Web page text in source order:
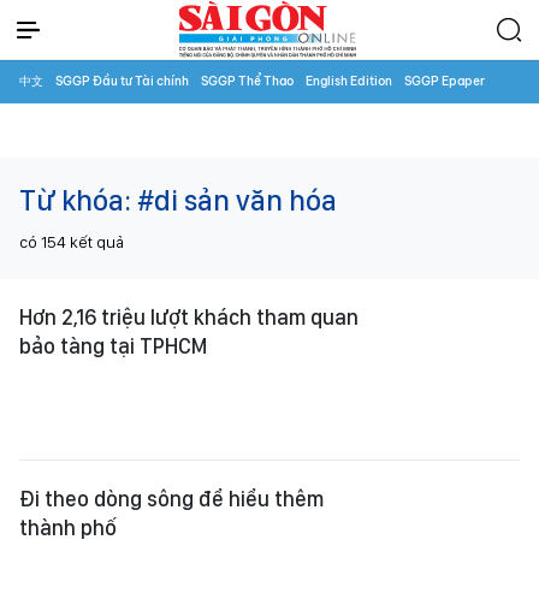
中文 SGGP Đầu tư Tài chính SGGP Thể Thao English Edition SGGP Epaper
Từ khóa: #di sản văn hóa
có 154 kết quả
Hơn 2,16 triệu lượt khách tham quan
bảo tàng tại TPHCM
Đi theo dòng sông để hiểu thêm
thành phố